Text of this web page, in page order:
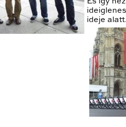
ideje